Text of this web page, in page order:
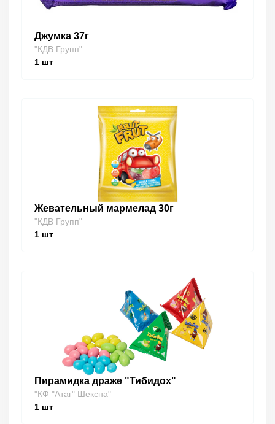
Джумка 37г
"КДВ Групп"
1 шт
Жевательный мармелад 30г
"КДВ Групп"
1 шт
Пирамидка драже "Тибидох"
"КФ "Атаг" Шексна"
1 шт